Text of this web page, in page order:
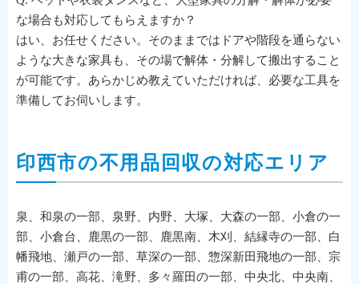
な場合も対応してもらえますか？
はい、お任せください。そのままではドアや階段を通らない
ような大きな家具も、その場で解体・分解して搬出すること
が可能です。あらかじめ教えていただければ、必要な工具を
準備してお伺いします。
印西市の不用品回収の対応エリア
泉、和泉の一部、泉野、内野、大塚、大森の一部、小倉の一
部、小倉台、鹿黒の一部、鹿黒南、木刈、結縁寺の一部、白
幡飛地、瀬戸の一部、草深の一部、惣深新田飛地の一部、宗
甫の一部、高花、滝野、多々羅田の一部、中央北、中央南、